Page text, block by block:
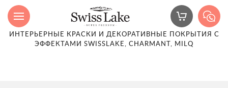
ИНТЕРЬЕРНЫЕ КРАСКИ И ДЕКОРАТИВНЫЕ ПОКРЫТИЯ С
ЭФФЕКТАМИ SWISSLAKE, CHARMANT, MILQ